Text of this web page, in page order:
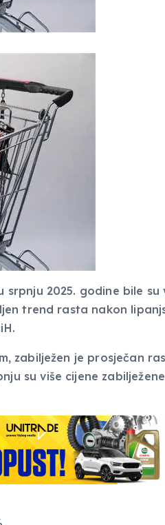
2025. godine bile su
trend rasta nakon
zabilježen je prosječan
su više cijene